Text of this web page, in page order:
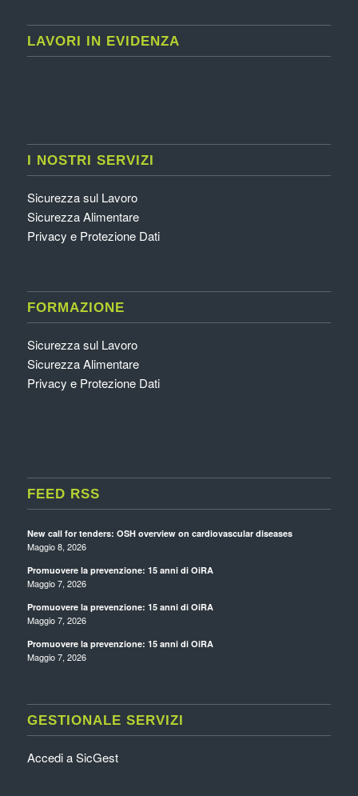
LAVORI IN EVIDENZA
I NOSTRI SERVIZI
Sicurezza sul Lavoro
Sicurezza Alimentare
Privacy e Protezione Dati
FORMAZIONE
Sicurezza sul Lavoro
Sicurezza Alimentare
Privacy e Protezione Dati
FEED RSS
New call for tenders: OSH overview on cardiovascular diseases
Maggio 8, 2026
Promuovere la prevenzione: 15 anni di OiRA
Maggio 7, 2026
Promuovere la prevenzione: 15 anni di OiRA
Maggio 7, 2026
Promuovere la prevenzione: 15 anni di OiRA
Maggio 7, 2026
GESTIONALE SERVIZI
Accedi a SicGest